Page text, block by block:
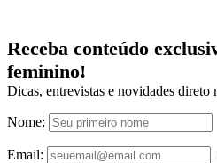
Receba conteúdo
feminino!
Dicas, entrevistas e novidades direto
Nome:
Email: